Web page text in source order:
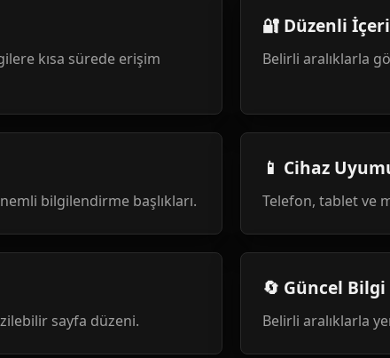
kısa sürede erişim
🔐 Düzenli
Belirli aralıklarla
bilgilendirme başlıkları.
📱 Cihaz
Telefon, tablet ve
sayfa düzeni.
🔄 Güncel Bilgi
Belirli aralıklarla